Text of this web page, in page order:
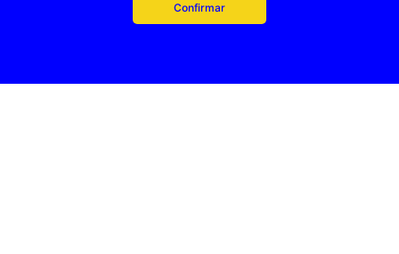
Confirmar